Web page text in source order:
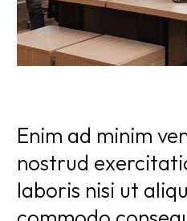
Enim ad minim
nostrud
laboris nisi ut